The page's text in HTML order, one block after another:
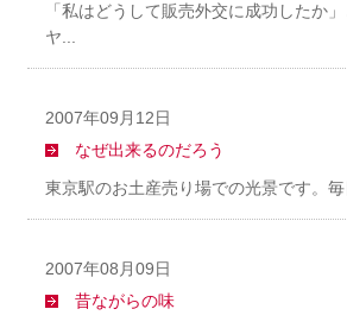
「私はどうして販売外交に成功した
ヤ...
2007年09月12日
なぜ出来るのだろう
東京駅のお土産売り場での光景です。
2007年08月09日
昔ながらの味